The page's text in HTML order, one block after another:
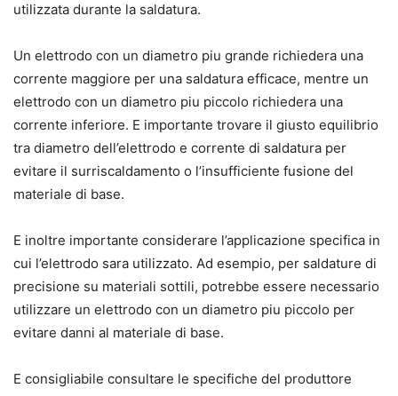
utilizzata durante la saldatura.
Un elettrodo con un diametro piu grande richiedera una
corrente maggiore per una saldatura efficace, mentre un
elettrodo con un diametro piu piccolo richiedera una
corrente inferiore. E importante trovare il giusto equilibrio
tra diametro dell’elettrodo e corrente di saldatura per
evitare il surriscaldamento o l’insufficiente fusione del
materiale di base.
E inoltre importante considerare l’applicazione specifica in
cui l’elettrodo sara utilizzato. Ad esempio, per saldature di
precisione su materiali sottili, potrebbe essere necessario
utilizzare un elettrodo con un diametro piu piccolo per
evitare danni al materiale di base.
E consigliabile consultare le specifiche del produttore